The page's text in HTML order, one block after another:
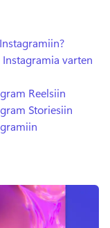
varten
Reelsiin
Storiesiin